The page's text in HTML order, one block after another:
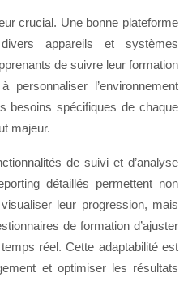
crucial. Une bonne plateforme
appareils et systèmes
de suivre leur formation
personnaliser l’environnement
besoins spécifiques de chaque
majeur.
de suivi et d’analyse
détaillés permettent non
leur progression, mais
de formation d’ajuster
réel. Cette adaptabilité est
et optimiser les résultats